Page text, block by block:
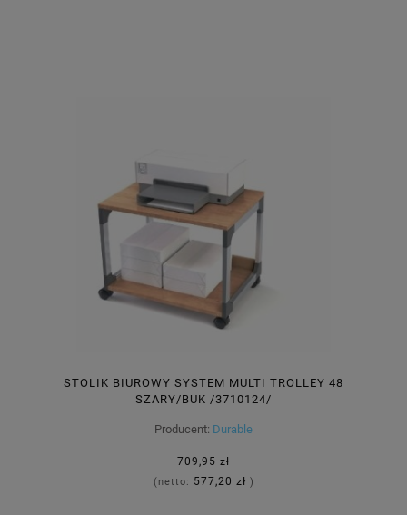
STOLIK BIUROWY SYSTEM MULTI TROLLEY 48
SZARY/BUK /3710124/
Producent: Durable
709,95 zł
(netto: 577,20 zł )